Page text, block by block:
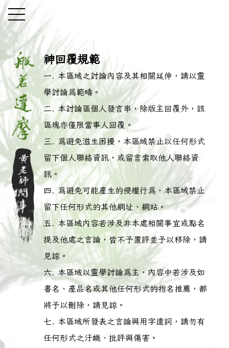
神回覆規範
本區域之討論內容及其相關延伸，請以靈
學討論為範疇。
本討論區個人發言串，除版主回覆外，該
區塊亦僅限當事人回覆。
為避免滋生困擾，本區域禁止以任何形式
留下個人聯絡資訊，或留言索取他人聯絡資
訊。
為避免可能產生的侵權行為，本區域禁止
留下任何形式的其他網址、網站。
本區域內容若涉及非本處相關事宜或點名
提及他處之言論，皆不予置評並予以移除，請
見諒。
本區域以靈學討論為主，內容中若涉及如
書名、產品名或其他任何形式的指名推薦，都
將予以刪除，請見諒。
本區域所發表之言論與用字遣詞，請勿有
任何形式之汙衊、批評與傷害。